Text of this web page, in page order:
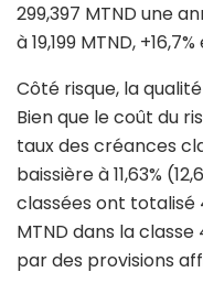
299,397 MTND une
à 19,199 MTND,
Côté risque, la
Bien que le coût du
taux des créances
baissière à 11,63%
classées ont totalisé
MTND dans la
par des provisions